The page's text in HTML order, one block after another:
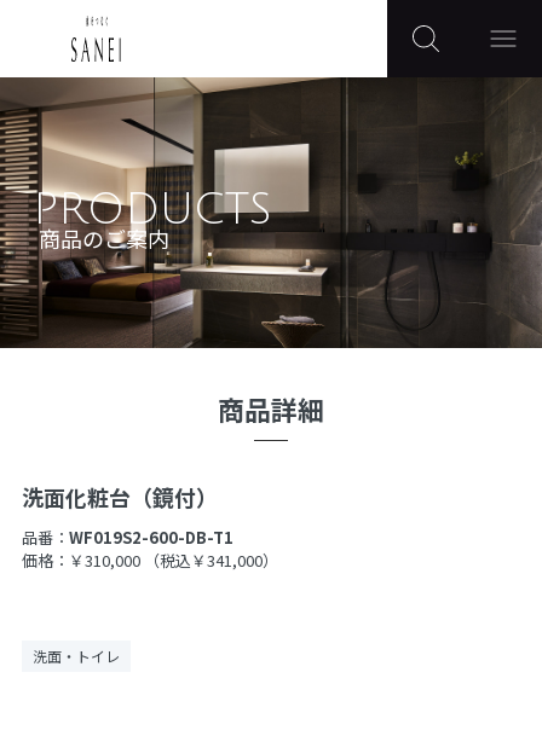
PRODUCTS
商品のご案内
商品詳細
洗面化粧台（鏡付）
品番： WF019S2-600-DB-T1
価格：￥310,000
（税込￥341,000）
洗面・トイレ